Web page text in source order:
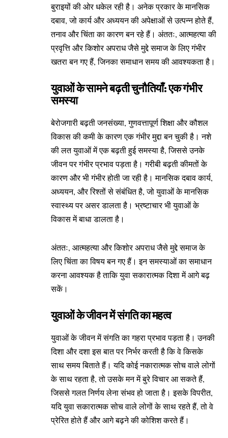
बुराइयों की ओर धकेल रही है। अनेक प्रकार के मानसिक
दबाव, जो कार्य और अध्ययन की अपेक्षाओं से उत्पन्न होते हैं,
तनाव और चिंता का कारण बन रहे हैं। अंततः, आत्महत्या की
प्रवृत्ति और किशोर अपराध जैसे मुद्दे समाज के लिए गंभीर
खतरा बन गए हैं, जिनका समाधान समय की आवश्यकता है।
युवाओं के सामने बढ़ती चुनौतियाँ: एक गंभीर
समस्या
बेरोजगारी बढ़ती जनसंख्या, गुणवत्तापूर्ण शिक्षा और कौशल
विकास की कमी के कारण एक गंभीर मुद्दा बन चुकी है। नशे
की लत युवाओं में एक बढ़ती हुई समस्या है, जिससे उनके
जीवन पर गंभीर प्रभाव पड़ता है। गरीबी बढ़ती कीमतों के
कारण और भी गंभीर होती जा रही है। मानसिक दबाव कार्य,
अध्ययन, और रिश्तों से संबंधित है, जो युवाओं के मानसिक
स्वास्थ्य पर असर डालता है। भ्रष्टाचार भी युवाओं के
विकास में बाधा डालता है।
अंततः, आत्महत्या और किशोर अपराध जैसे मुद्दे समाज के
लिए चिंता का विषय बन गए हैं। इन समस्याओं का समाधान
करना आवश्यक है ताकि युवा सकारात्मक दिशा में आगे बढ़
सकें।
युवाओं के जीवन में संगति का महत्व
युवाओं के जीवन में संगति का गहरा प्रभाव पड़ता है। उनकी
दिशा और दशा इस बात पर निर्भर करती है कि वे किसके
साथ समय बिताते हैं। यदि कोई नकारात्मक सोच वाले लोगों
के साथ रहता है, तो उसके मन में बुरे विचार आ सकते हैं,
जिससे गलत निर्णय लेना संभव हो जाता है। इसके विपरीत,
यदि युवा सकारात्मक सोच वाले लोगों के साथ रहते हैं, तो वे
प्रेरित होते हैं और आगे बढ़ने की कोशिश करते हैं।